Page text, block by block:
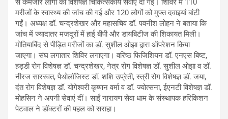
से कमजोर लोगों को विशेषज्ञ चिकित्सकीय सेवाएं दी गई। शिविर में 110
मरीजों के स्वास्थ्य की जांच की गई और 120 लोगों को मुफ्त दवाइयां बांटी
गईं। अध्यक्ष डॉ. चन्द्रशेखर और महासचिव डॉ. पवनीश लोहन ने बताया कि
जांच में ज्यादातर मजदूरों में हाई बीपी और डायबिटीज की शिकायत मिली।
मोतियाबिंद से पीड़ित मरीजों का डॉ. सुशील ओझा द्वारा ऑपरेशन किया
जाएगा। संघ लगातार शिविर लगाएगा। वरिष्ठ फिजिशियन डॉ. एनएस बिष्ट,
हड्डी रोग विशेषज्ञ डॉ. चन्द्रशेखर, नेत्र रोग विशेषज्ञ डॉ. सुशील ओझा व डॉ.
नीरज सारस्वत, पैथोलॉजिस्ट डॉ. शशि उप्रेती, स्त्री रोग विशेषज्ञ डॉ. जया,
दंत रोग विशेषज्ञ डॉ. योगेश्वरी कृष्णन वर्मा व डॉ. ज्योत्सना, ईएनटी विशेषज्ञ डॉ.
मोहसिन ने अपनी सेवाएं दीं। साईं नारायण सेवा धाम के संस्थापक हरिकिशन
पेटवाल ने डॉक्टरों की पहल को सराहा।